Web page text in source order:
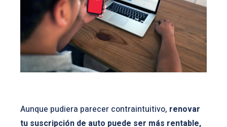
Aunque pudiera parecer contraintuitivo, renovar
tu suscripción de auto puede ser más rentable,